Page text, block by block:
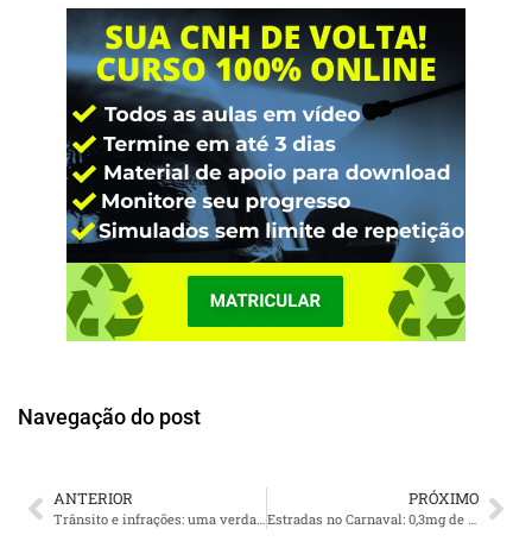
Navegação do post
ANTERIOR
Trânsito e infrações: uma verdade inconveniente sobre transportar crianças no carro!
PRÓXIMO
Estradas no Carnaval: 0,3mg de álcool por litro de sangue é o suficiente para você…